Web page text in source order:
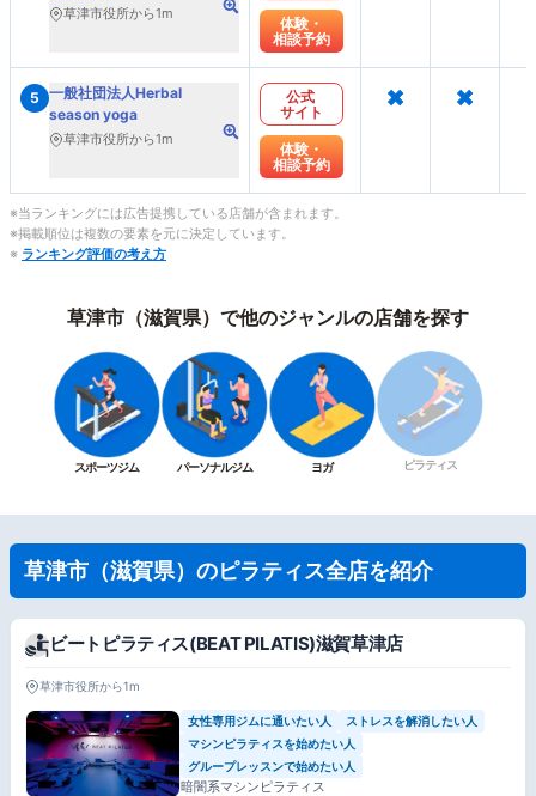
草津市役所から1m
体験・
相談予約
5 一般社団法人Herbal
season yoga
草津市役所から1m
公式
サイト
体験・
相談予約
× ×
※当ランキングには広告提携している店舗が含まれます。
※掲載順位は複数の要素を元に決定しています。
※ ランキング評価の考え方
草津市（滋賀県）で他のジャンルの店舗を探す
スポーツジム パーソナルジム ヨガ ピラティス
草津市（滋賀県）のピラティス全店を紹介
ビートピラティス(BEAT PILATIS)滋賀草津店
草津市役所から1m
女性専用ジムに通いたい人
ストレスを解消したい人
マシンピラティスを始めたい人
グループレッスンで始めたい人
暗闇系マシンピラティス